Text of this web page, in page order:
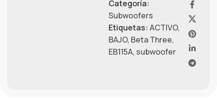
Categoría:
Subwoofers
Etiquetas: ACTIVO,
BAJO, Beta Three,
EB115A, subwoofer